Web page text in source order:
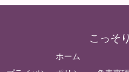
こっそ
ホーム